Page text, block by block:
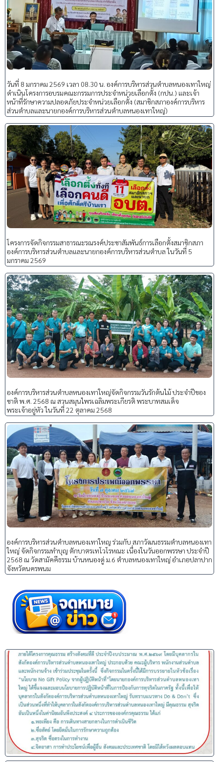
วันที่ 8 มกราคม 2569 เวลา 08.30 น. องค์การบริหารส่วนตำบลหนองเทาใหญ่
ดำเนินโครงการอบรมคณะกรรมการประจำหน่วยเลือกตั้ง (กปน.) และเจ้า
หน้าที่รักษาความปลอดภัยประจำหน่วยเลือกตั้ง (สมาชิกสภาองค์การบริหาร
ส่วนตำบลและนายกองค์การบริหารส่วนตำบลหนองเทาใหญ่)
โครงการจัดกิจกรรมสาธารณะรณรงค์ประชาสัมพันธ์การเลือกตั้งสมาชิกสภา
องค์การบริหารส่วนตำบลและนายกองค์การบริหารส่วนตำบล ในวันที่ 5
มกราคม 2569
องค์การบริหารส่วนตำบลหนองเทาใหญ่จัดกิจกรรมวันรักต้นไม้ ประจำปีของ
ชาติ พ.ศ. 2568 ณ สวนสมุนไพรเฉลิมพระเกียรติ พระบาทสมเด็จ
พระเจ้าอยู่หัว ในวันที่ 22 ตุลาคม 2568
องค์การบริหารส่วนตำบลหนองเทาใหญ ร่วมกับ สภาวัฒนธรรมตำบลหนองเทา
ใหญ่ จัดกิจกรรมทำบุญ ตักบาตรเทโวโรหณะ เนื่องในวันออกพรรษา ประจำปี
2568 ณ วัดสามัคคีธรรม บ้านหนองดู่ ม.6 ตำบลหนองเทาใหญ่ อำเภอปลาปาก
จังหวัดนครพนม